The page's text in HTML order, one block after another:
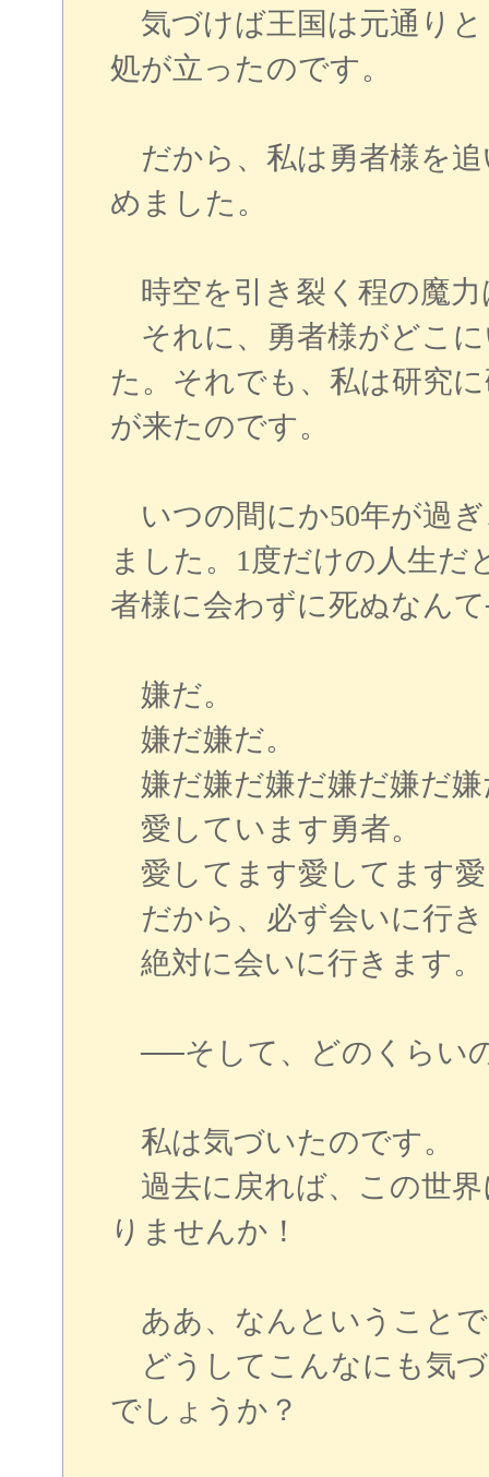
気づけば王国は元通り
処が立ったのです。
だから、私は勇者様を
めました。
時空を引き裂く程の魔
それに、勇者様がどこ
た。それでも、私は研究
が来たのです。
いつの間にか50年が過
ました。1度だけの人生だ
者様に会わずに死ぬなん
嫌だ。
嫌だ嫌だ。
嫌だ嫌だ嫌だ嫌だ嫌だ嫌
愛しています勇者。
愛してます愛してます
だから、必ず会いに行
絶対に会いに行きます。
──そして、どのくらい
私は気づいたのです。
過去に戻れば、この世
りませんか！
ああ、なんということ
どうしてこんなにも気
でしょうか？